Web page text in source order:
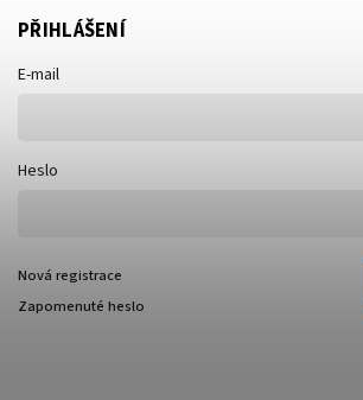
PŘIHLÁŠENÍ
E-mail
Heslo
Nová registrace
Zapomenuté heslo